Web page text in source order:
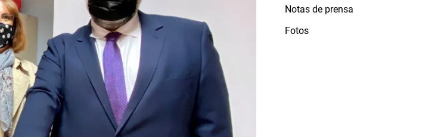
Notas de prensa
Fotos